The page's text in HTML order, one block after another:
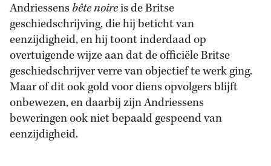
Andriessensbête noireis de Britse
geschiedschrijving, die hij beticht van
eenzijdigheid, en hij toont inderdaad op
overtuigende wijze aan dat de officiële Britse
geschiedschrijver verre van objectief te werk ging.
Maar of dit ook gold voor diens opvolgers blijft
onbewezen, en daarbij zijn Andriessens
beweringen ook niet bepaald gespeend van
eenzijdigheid.